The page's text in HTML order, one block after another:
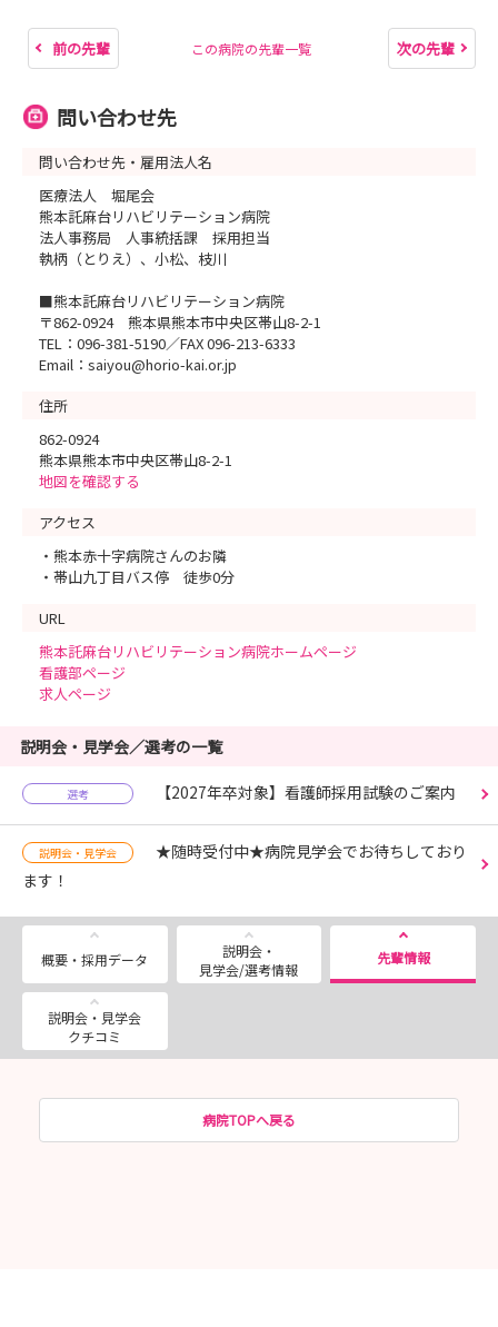
前の先輩 この病院の先輩一覧 次の先輩
問い合わせ先
問い合わせ先・雇用法人名
医療法人 堀尾会
熊本託麻台リハビリテーション病院
法人事務局 人事統括課 採用担当
執柄（とりえ）、小松、枝川
■熊本託麻台リハビリテーション病院
〒862-0924 熊本県熊本市中央区帯山8-2-1
TEL：096-381-5190／FAX 096-213-6333
Email：saiyou@horio-kai.or.jp
住所
862-0924
熊本県熊本市中央区帯山8-2-1
地図を確認する
アクセス
・熊本赤十字病院さんのお隣
・帯山九丁目バス停 徒歩0分
URL
熊本託麻台リハビリテーション病院ホームページ
看護部ページ
求人ページ
説明会・見学会／選考の一覧
選考 【2027年卒対象】看護師採用試験のご案内
説明会・見学会
★随時受付中★病院見学会でお待ちしており
ます！
概要・採用データ
説明会・
見学会/選考情報
先輩情報
説明会・見学会
クチコミ
病院TOPへ戻る